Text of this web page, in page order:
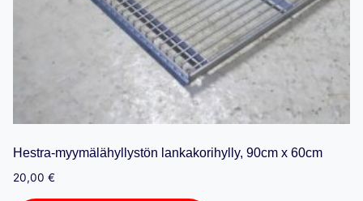
Hestra-myymälähyllystön lankakorihylly, 90cm x 60cm
20,00 €